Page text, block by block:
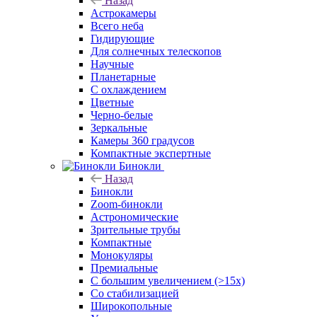
Астрокамеры
Всего неба
Гидирующие
Для солнечных телескопов
Научные
Планетарные
С охлаждением
Цветные
Черно-белые
Зеркальные
Камеры 360 градусов
Компактные экспертные
Бинокли
Назад
Бинокли
Zoom-бинокли
Астрономические
Зрительные трубы
Компактные
Монокуляры
Премиальные
С большим увеличением (>15x)
Со стабилизацией
Широкопольные